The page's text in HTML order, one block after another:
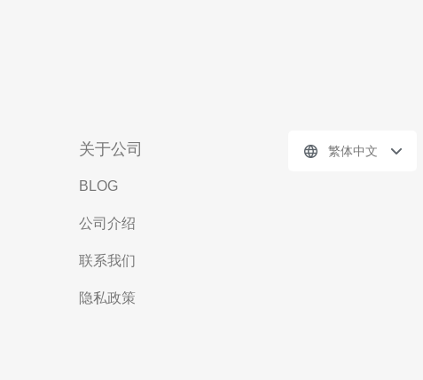
关于公司
BLOG
公司介绍
联系我们
隐私政策
繁体中文